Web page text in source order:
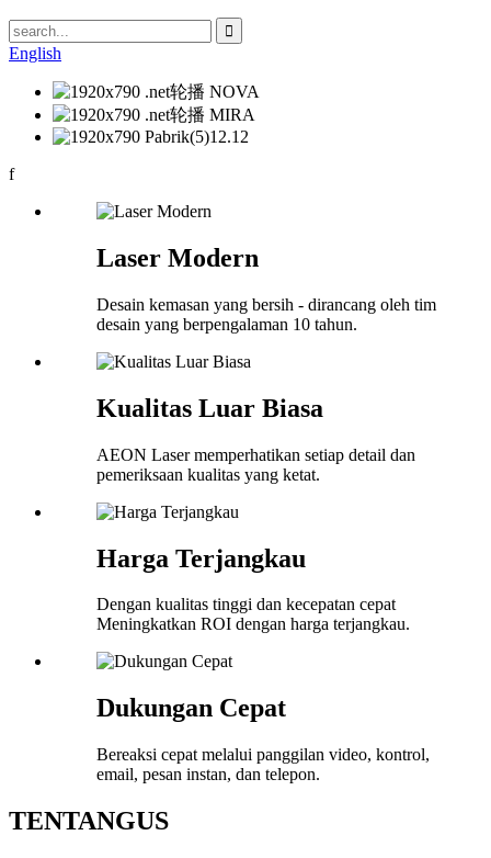
English
f
Laser Modern
Desain kemasan yang bersih - dirancang oleh tim
desain yang berpengalaman 10 tahun.
Kualitas Luar Biasa
AEON Laser memperhatikan setiap detail dan
pemeriksaan kualitas yang ketat.
Harga Terjangkau
Dengan kualitas tinggi dan kecepatan cepat
Meningkatkan ROI dengan harga terjangkau.
Dukungan Cepat
Bereaksi cepat melalui panggilan video, kontrol,
email, pesan instan, dan telepon.
TENTANGUS